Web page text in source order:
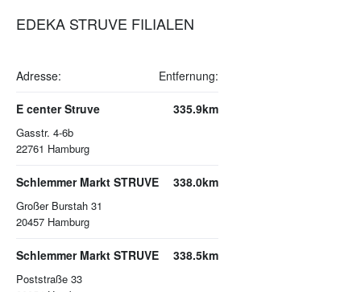
EDEKA STRUVE FILIALEN
Adresse: Entfernung:
E center Struve
Gasstr. 4-6b
22761 Hamburg
335.9km
Schlemmer Markt STRUVE
Großer Burstah 31
20457 Hamburg
338.0km
Schlemmer Markt STRUVE
Poststraße 33
338.5km